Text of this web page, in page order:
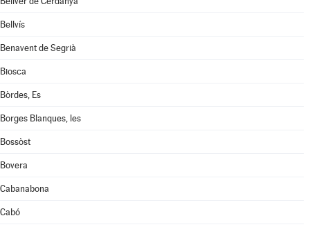
Bellvís
Benavent de Segrià
Biosca
Bòrdes, Es
Borges Blanques, les
Bossòst
Bovera
Cabanabona
Cabó